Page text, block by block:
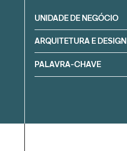
Filtrar
UNIDADE DE NEGÓCIO
ARQUITETURA E DESIGN